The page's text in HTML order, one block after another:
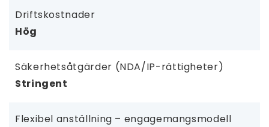
Driftskostnader
Hög
Säkerhetsåtgärder (NDA/IP-rättigheter)
Stringent
Flexibel anställning – engagemangsmodell